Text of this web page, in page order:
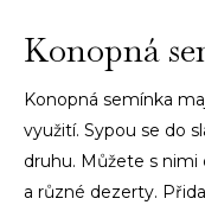
Konopná
Konopná semínka
využití. Sypou se do
druhu. Můžete s nimi
a různé dezerty.